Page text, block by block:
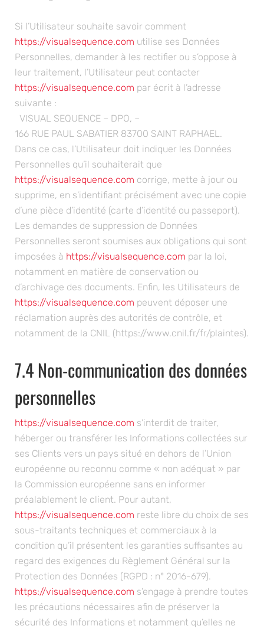
Si l’Utilisateur souhaite savoir comment
https://visualsequence.com utilise ses Données
Personnelles, demander à les rectifier ou s’oppose à
leur traitement, l’Utilisateur peut contacter
https://visualsequence.com par écrit à l’adresse
suivante :
VISUAL SEQUENCE – DPO, –
166 RUE PAUL SABATIER 83700 SAINT RAPHAEL.
Dans ce cas, l’Utilisateur doit indiquer les Données
Personnelles qu’il souhaiterait que
https://visualsequence.com corrige, mette à jour ou
supprime, en s’identifiant précisément avec une copie
d’une pièce d’identité (carte d’identité ou passeport).
Les demandes de suppression de Données
Personnelles seront soumises aux obligations qui sont
imposées à https://visualsequence.com par la loi,
notamment en matière de conservation ou
d’archivage des documents. Enfin, les Utilisateurs de
https://visualsequence.com peuvent déposer une
réclamation auprès des autorités de contrôle, et
notamment de la CNIL (https://www.cnil.fr/fr/plaintes).
7.4 Non-communication des données
personnelles
https://visualsequence.com s’interdit de traiter,
héberger ou transférer les Informations collectées sur
ses Clients vers un pays situé en dehors de l’Union
européenne ou reconnu comme « non adéquat » par
la Commission européenne sans en informer
préalablement le client. Pour autant,
https://visualsequence.com reste libre du choix de ses
sous-traitants techniques et commerciaux à la
condition qu’il présentent les garanties suffisantes au
regard des exigences du Règlement Général sur la
Protection des Données (RGPD : n° 2016-679).
https://visualsequence.com s’engage à prendre toutes
les précautions nécessaires afin de préserver la
sécurité des Informations et notamment qu’elles ne